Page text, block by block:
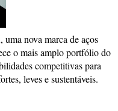
nova marca de aços
o mais amplo portfólio do
competitivas para
leves e sustentáveis.